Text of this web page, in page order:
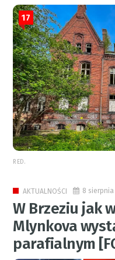
17
RED.
AKTUALNOŚCI 8 sierpnia
W Brzeziu jak
Mlynkova
parafialnym